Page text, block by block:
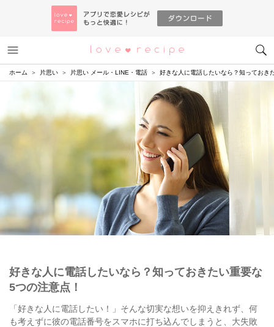
恋愛レシピ
ホーム 片思い 片思い メール・LINE・電話 好きな人に電話したいなら？知っておき
好きな人に電話したいなら？知っておきたい重要な
5つの注意点！
「好きな人に電話したい！」そんな切実な想いを抑えきれず、何
も考えずに彼の電話番号をスマホに打ち込んでしまうと、大失敗